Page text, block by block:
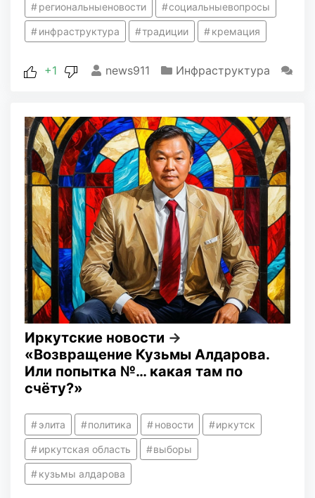
региональныеновости социальныевопросы
инфраструктура традиции кремация
+1 news911 Инфраструктура
Иркутские новости →
«Возвращение Кузьмы Алдарова.
Или попытка №… какая там по
счёту?»
элита политика новости иркутск
иркутская область выборы
кузьмы алдарова